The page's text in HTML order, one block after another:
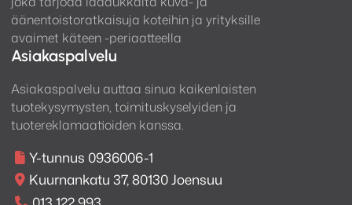
äänentoistoratkaisuja koteihin ja yrityksille
avaimet käteen -periaatteella
Asiakaspalvelu
Asiakaspalvelu auttaa sinua kaikenlaisten
tuotekysymysten, toimituskyselyiden ja
tuotereklamaatioiden kanssa.
Y-tunnus 0936006-1
Kuurnankatu 37, 80130 Joensuu